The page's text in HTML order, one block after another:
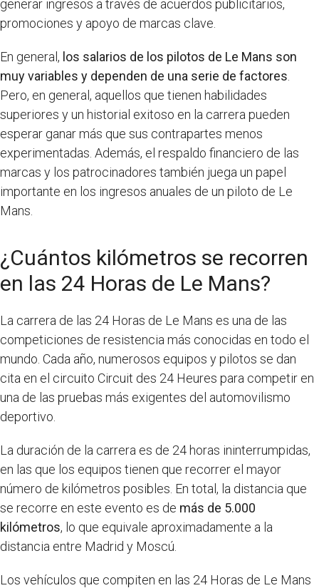
generar ingresos a través de acuerdos publicitarios,
promociones y apoyo de marcas clave.
En general, los salarios de los pilotos de Le Mans son
muy variables y dependen de una serie de factores
Pero, en general, aquellos que tienen habilidades
superiores y un historial exitoso en la carrera pueden
esperar ganar más que sus contrapartes menos
experimentadas. Además, el respaldo financiero de las
marcas y los patrocinadores también juega un papel
importante en los ingresos anuales de un piloto de Le
Mans.
¿Cuántos kilómetros se recorren
en las 24 Horas de Le Mans?
La carrera de las 24 Horas de Le Mans es una de las
competiciones de resistencia más conocidas en todo el
mundo. Cada año, numerosos equipos y pilotos se dan
cita en el circuito Circuit des 24 Heures para competir en
una de las pruebas más exigentes del automovilismo
deportivo.
La duración de la carrera es de 24 horas ininterrumpidas,
en las que los equipos tienen que recorrer el mayor
número de kilómetros posibles. En total, la distancia que
se recorre en este evento es de más de 5.000
kilómetros, lo que equivale aproximadamente a la
distancia entre Madrid y Moscú.
Los vehículos que compiten en las 24 Horas de Le Mans